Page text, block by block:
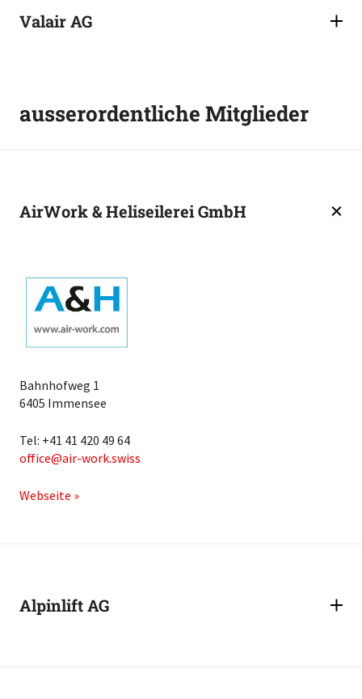
Valair AG
ausserordentliche Mitglieder
AirWork & Heliseilerei GmbH
Bahnhofweg 1
6405 Immensee
Tel: +41 41 420 49 64
office
air-work.swiss
Webseite »
Alpinlift AG